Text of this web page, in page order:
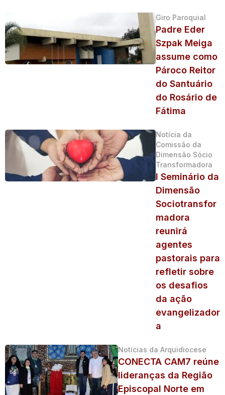
Giro Paroquial
Padre Eder
Szpak Meiga
assume como
Pároco Reitor
do Santuário
do Rosário de
Fátima
Notícia da
Comissão da
Dimensão Sócio
Transformadora
I Seminário da
Dimensão
Sociotransfor
madora
reunirá
agentes
pastorais para
refletir sobre
os desafios
da ação
evangelizador
a
Notícias da Arquidiocese
CONECTA CAM7 reúne
lideranças da Região
Episcopal Norte em